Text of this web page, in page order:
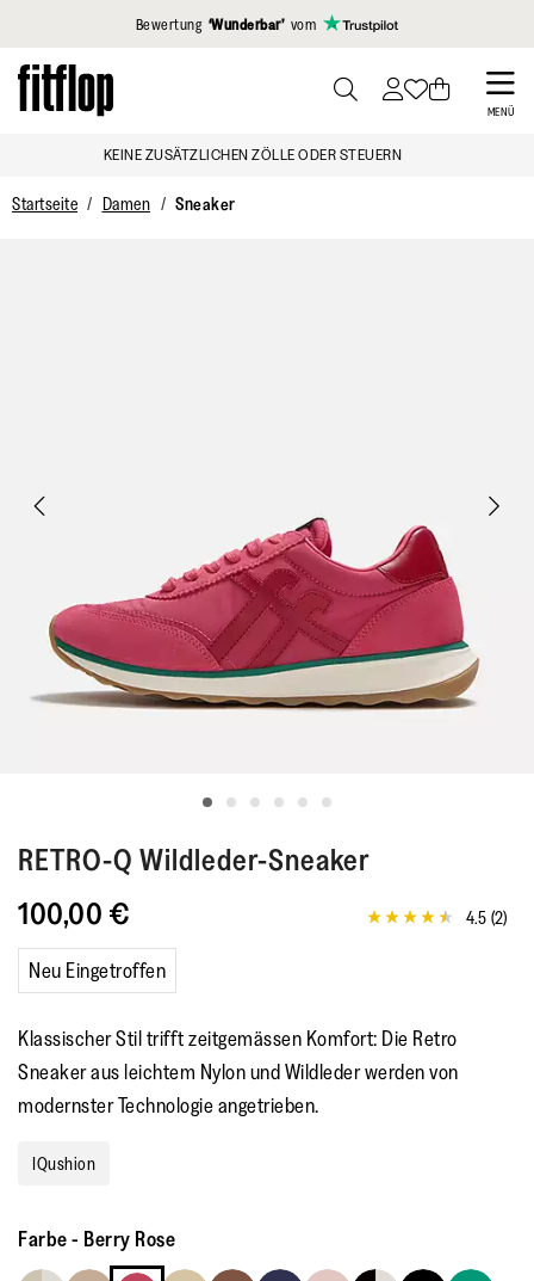
Klicken Sie hier, um unsere Erklärung zur Barrierefreiheit
Bewertung ‘Wunderbar’ vom
Skip
to
MENÜ
TO
KEINE ZUSÄTZLICHEN ZÖLLE ODER STEUERN
Startseite Damen Sneaker
RETRO-Q Wildleder-Sneaker
100,00 €
4.5
Bewertung.
2
4.5 (2)
Neu Eingetroffen
Klassischer Stil trifft zeitgemässen Komfort: Die Retro
Sneaker aus leichtem Nylon und Wildleder werden von
modernster Technologie angetrieben.
IQushion
Farbe- Berry Rose